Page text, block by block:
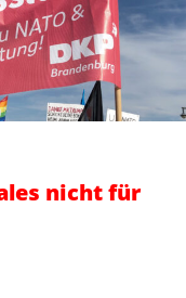
nicht für